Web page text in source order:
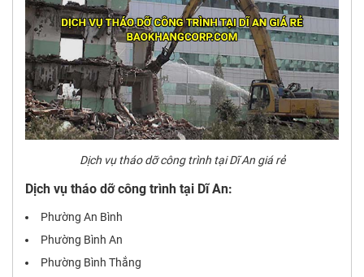
Dịch vụ tháo dỡ công trình tại Dĩ An giá rẻ
Dịch vụ tháo dỡ công trình tại Dĩ An:
Phường An Bình
Phường Bình An
Phường Bình Thắng